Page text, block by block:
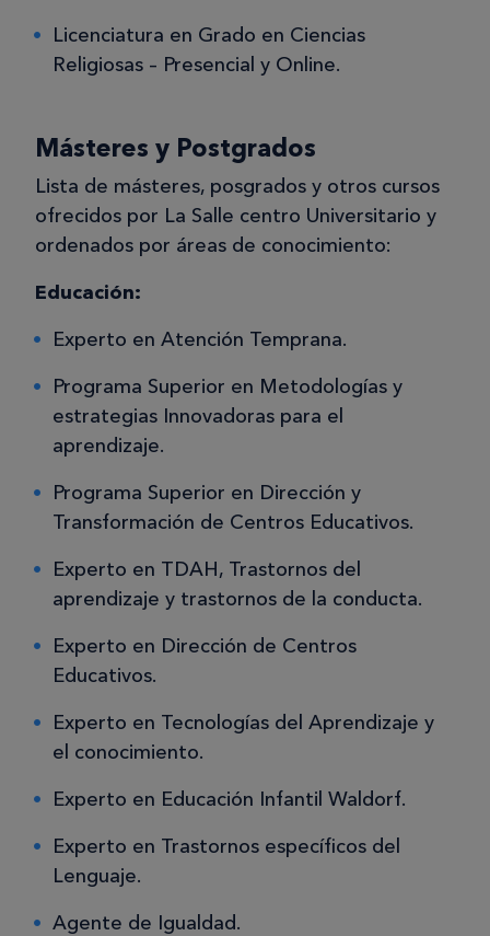
Licenciatura en Grado en Ciencias
Religiosas – Presencial y Online.
Másteres y Postgrados
Lista de másteres, posgrados y otros cursos
ofrecidos por La Salle centro Universitario y
ordenados por áreas de conocimiento:
Educación:
Experto en Atención Temprana.
Programa Superior en Metodologías y
estrategias Innovadoras para el
aprendizaje.
Programa Superior en Dirección y
Transformación de Centros Educativos.
Experto en TDAH, Trastornos del
aprendizaje y trastornos de la conducta.
Experto en Dirección de Centros
Educativos.
Experto en Tecnologías del Aprendizaje y
el conocimiento.
Experto en Educación Infantil Waldorf.
Experto en Trastornos específicos del
Lenguaje.
Agente de Igualdad.